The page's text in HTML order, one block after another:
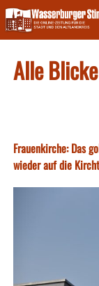
Skip
to
content
Alle
Frauenkirche: Das
wieder auf die